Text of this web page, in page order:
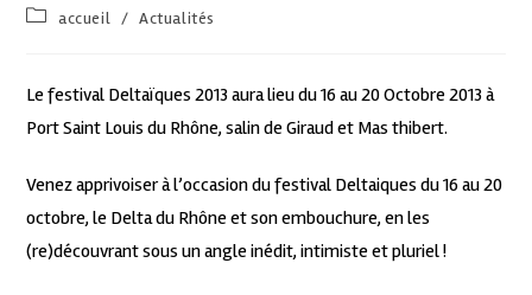
accueil / Actualités
Le festival Deltaïques 2013 aura lieu du 16 au 20 Octobre 2013 à
Port Saint Louis du Rhône, salin de Giraud et Mas thibert.
Venez apprivoiser à l’occasion du festival Deltaiques du 16 au 20
octobre, le Delta du Rhône et son embouchure, en les
(re)découvrant sous un angle inédit, intimiste et pluriel !